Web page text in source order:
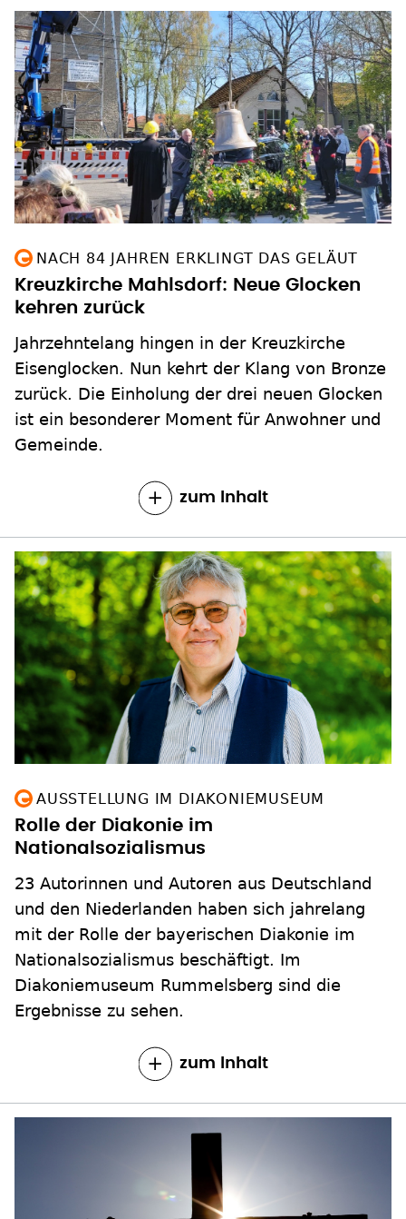
NACH 84 JAHREN ERKLINGT DAS GELÄUT
Kreuzkirche Mahlsdorf: Neue Glocken
kehren zurück
Jahrzehntelang hingen in der Kreuzkirche
Eisenglocken. Nun kehrt der Klang von Bronze
zurück. Die Einholung der drei neuen Glocken
ist ein besonderer Moment für Anwohner und
Gemeinde.
zum Inhalt
AUSSTELLUNG IM DIAKONIEMUSEUM
Rolle der Diakonie im
Nationalsozialismus
23 Autorinnen und Autoren aus Deutschland
und den Niederlanden haben sich jahrelang
mit der Rolle der bayerischen Diakonie im
Nationalsozialismus beschäftigt. Im
Diakoniemuseum Rummelsberg sind die
Ergebnisse zu sehen.
zum Inhalt